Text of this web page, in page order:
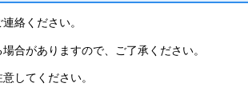
絡ください。
合がありますので、ご了承ください。
してください。